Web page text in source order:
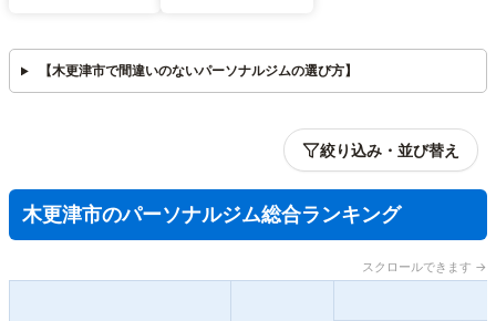
【木更津市で間違いのないパーソナルジムの選び方】
絞り込み・並び替え
木更津市のパーソナルジム総合ランキング
スクロールできます →